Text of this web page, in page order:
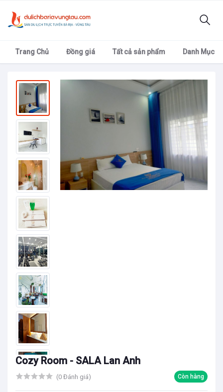
Trang Chủ Đồng giá Tất cả sản phẩm Danh Mục
Cozy Room - SALA Lan Anh
(0 Đánh giá) Còn hàng